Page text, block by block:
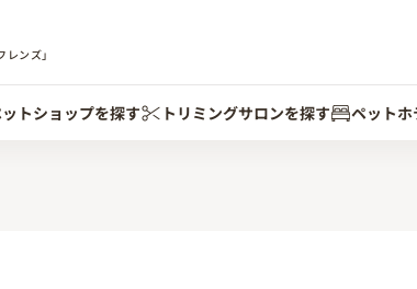
ンズ」
トショップを探す トリミングサロンを探す ペット